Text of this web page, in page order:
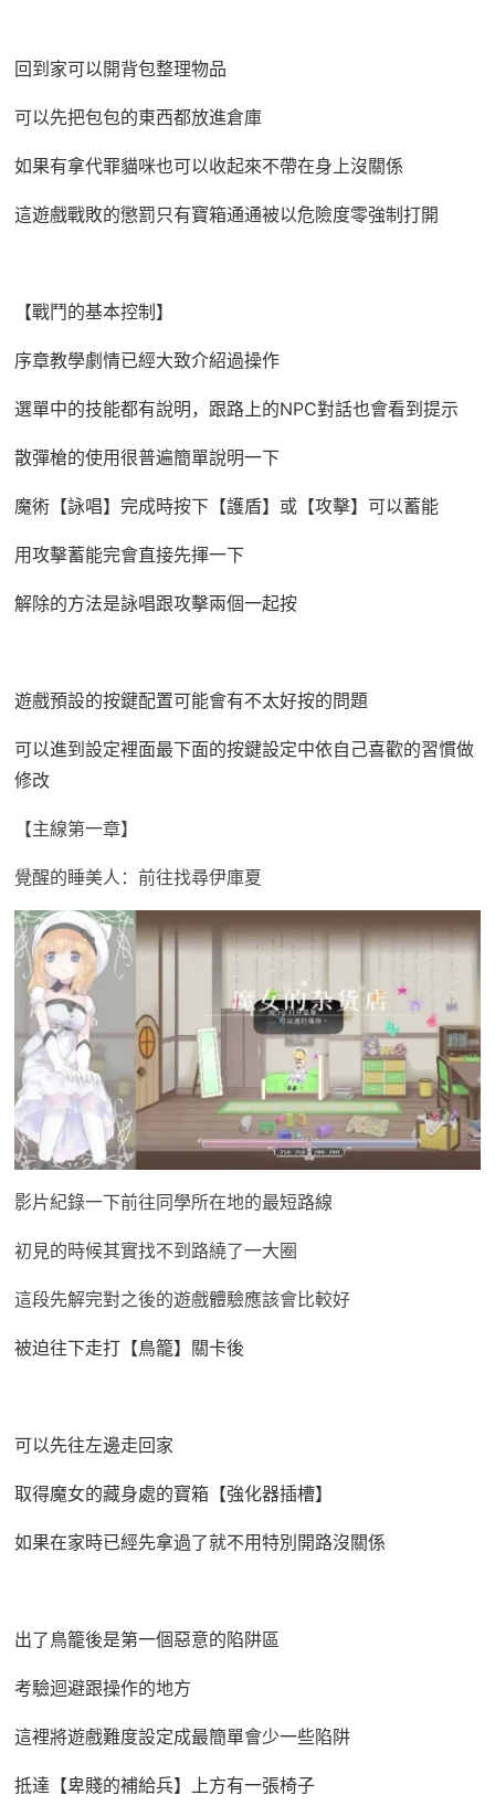
回到家可以開背包整理物品
可以先把包包的東西都放進倉庫
如果有拿代罪貓咪也可以收起來不帶在身上沒關係
這遊戲戰敗的懲罰只有寶箱通通被以危險度零強制打開
【戰鬥的基本控制】
序章教學劇情已經大致介紹過操作
選單中的技能都有說明，跟路上的NPC對話也會看到提示
散彈槍的使用很普遍簡單說明一下
魔術【詠唱】完成時按下【護盾】或【攻擊】可以蓄能
用攻擊蓄能完會直接先揮一下
解除的方法是詠唱跟攻擊兩個一起按
遊戲預設的按鍵配置可能會有不太好按的問題
可以進到設定裡面最下面的按鍵設定中依自己喜歡的習慣做
修改
【主線第一章】
覺醒的睡美人：前往找尋伊庫夏
影片紀錄一下前往同學所在地的最短路線
初見的時候其實找不到路繞了一大圈
這段先解完對之後的遊戲體驗應該會比較好
被迫往下走打【鳥籠】關卡後
可以先往左邊走回家
取得魔女的藏身處的寶箱【強化器插槽】
如果在家時已經先拿過了就不用特別開路沒關係
出了鳥籠後是第一個惡意的陷阱區
考驗迴避跟操作的地方
這裡將遊戲難度設定成最簡單會少一些陷阱
抵達【卑賤的補給兵】上方有一張椅子